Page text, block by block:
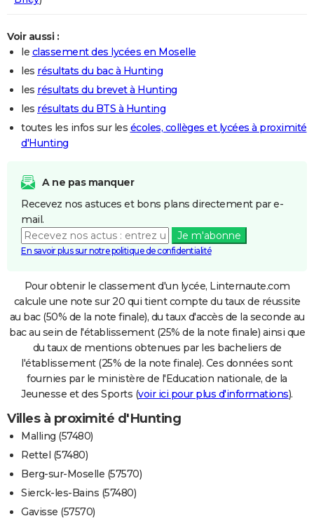
Voir aussi :
le classement des lycées en Moselle
les résultats du bac à Hunting
les résultats du brevet à Hunting
les résultats du BTS à Hunting
toutes les infos sur les écoles, collèges et lycées à proximité
d'Hunting
A ne pas manquer
Recevez nos astuces et bons plans directement par e-
mail.
Je m'abonne
En savoir plus sur notre politique de confidentialité
Pour obtenir le classement d'un lycée, Linternaute.com
calcule une note sur 20 qui tient compte du taux de réussite
au bac (50% de la note finale), du taux d'accès de la seconde au
bac au sein de l'établissement (25% de la note finale) ainsi que
du taux de mentions obtenues par les bacheliers de
l'établissement (25% de la note finale). Ces données sont
fournies par le ministère de l'Education nationale, de la
Jeunesse et des Sports (voir ici pour plus d'informations).
Villes à proximité d'Hunting
Malling (57480)
Rettel (57480)
Berg-sur-Moselle (57570)
Sierck-les-Bains (57480)
Gavisse (57570)